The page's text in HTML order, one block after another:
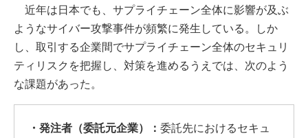
近年は日本でも、サプライチェーン全体に影響が及ぶ
ようなサイバー攻撃事件が頻繁に発生している。しか
し、取引する企業間でサプライチェーン全体のセキュリ
ティリスクを把握し、対策を進めるうえでは、次のよう
な課題があった。
・発注者（委託元企業）： 委託先におけるセキュ